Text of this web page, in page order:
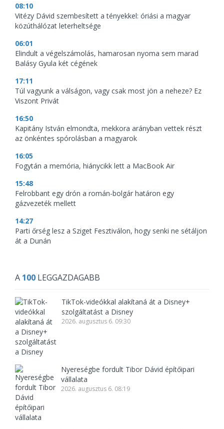
08:10
Vitézy Dávid szembesített a tényekkel: óriási a magyar
közúthálózat leterheltsége
06:01
Elindult a végelszámolás, hamarosan nyoma sem marad
Balásy Gyula két cégének
17:11
Túl vagyunk a válságon, vagy csak most jön a neheze? Ez
Viszont Privát
16:50
Kapitány István elmondta, mekkora arányban vettek részt
az önkéntes spórolásban a magyarok
16:05
Fogytán a memória, hiánycikk lett a MacBook Air
15:48
Felrobbant egy drón a román-bolgár határon egy
gázvezeték mellett
14:27
Parti őrség lesz a Sziget Fesztiválon, hogy senki ne sétáljon
át a Dunán
A 100 LEGGAZDAGABB
TikTok-videókkal alakítaná át a Disney+
szolgáltatást a Disney
2026. augusztus 6. 09:30
Nyereségbe fordult Tibor Dávid építőipari
vállalata
2026. augusztus 6. 08:19